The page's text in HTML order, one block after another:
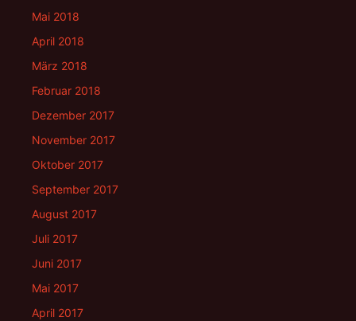
Mai 2018
April 2018
März 2018
Februar 2018
Dezember 2017
November 2017
Oktober 2017
September 2017
August 2017
Juli 2017
Juni 2017
Mai 2017
April 2017